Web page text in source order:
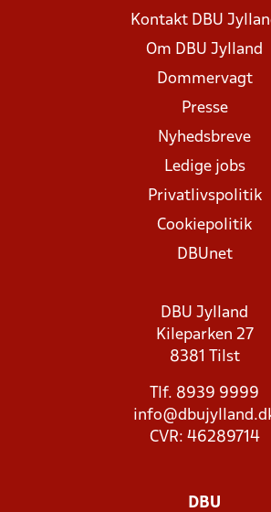
Kontakt DBU
Om DBU Jylland
Dommervagt
Presse
Nyhedsbreve
Ledige jobs
Privatlivspolitik
Cookiepolitik
DBUnet
DBU Jylland
Kileparken 27
8381 Tilst
Tlf. 8939 9999
CVR: 46289714
DBU